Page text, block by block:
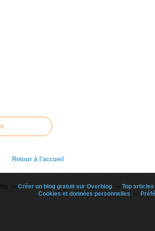
Retour à l'accueil
Créer un blog gratuit sur Overblog Top articles
Cookies et données personnelles